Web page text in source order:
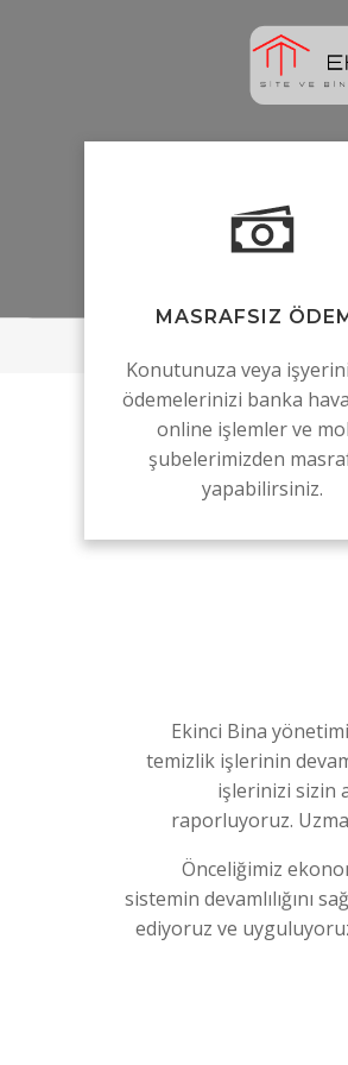
MASRAFSIZ
Konutunuza veya
ödemelerinizi banka
online işlemler ve
şubelerimizden
yapabilirsiniz.
Ekinci Bina
temizlik işlerinin
işlerinizi sizin
raporluyoruz.
Önceliğimiz
sistemin devamlılığını
ediyoruz ve